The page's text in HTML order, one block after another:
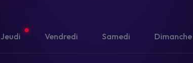
Jeudi Vendredi Samedi Dimanche